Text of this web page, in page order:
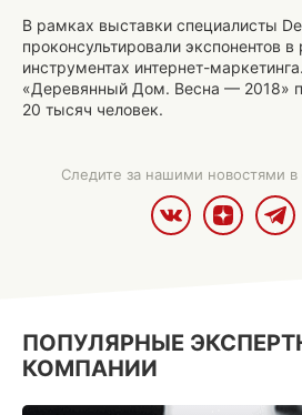
В рамках выставки специалисты
проконсультировали экспонентов в
инструментах интернет-
«Деревянный Дом. Весна — 2018»
20 тысяч человек.
Следите за нашими новостями в
ПОПУЛЯРНЫЕ
КОМПАНИИ